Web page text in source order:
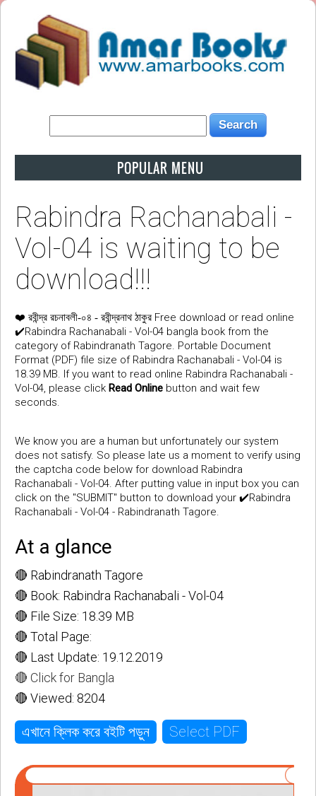
POPULAR MENU
Rabindra Rachanabali -
Vol-04 is waiting to be
download!!!
❤️ রবীন্দ্র রচনাবলী-০৪ - রবীন্দ্রনাথ ঠাকুর Free download or read online
✔️Rabindra Rachanabali - Vol-04 bangla book from the
category of Rabindranath Tagore. Portable Document
Format (PDF) file size of Rabindra Rachanabali - Vol-04 is
18.39 MB. If you want to read online Rabindra Rachanabali -
Vol-04, please click Read Online button and wait few
seconds.
We know you are a human but unfortunately our system
does not satisfy. So please late us a moment to verify using
the captcha code below for download Rabindra
Rachanabali - Vol-04. After putting value in input box you can
click on the "SUBMIT" button to download your ✔️Rabindra
Rachanabali - Vol-04 - Rabindranath Tagore.
At a glance
🔴 Rabindranath Tagore
🔴 Book: Rabindra Rachanabali - Vol-04
🔴 File Size: 18.39 MB
🔴 Total Page:
🔴 Last Update: 19.12.2019
🔴 Click for Bangla
🔴 Viewed: 8204
এখানে ক্লিক করে বইটি পড়ুন Select PDF